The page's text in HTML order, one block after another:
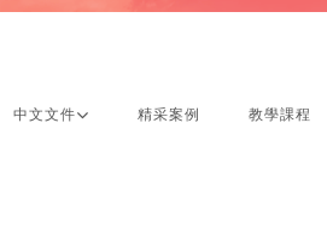
中文文件 精采案例 教學課程